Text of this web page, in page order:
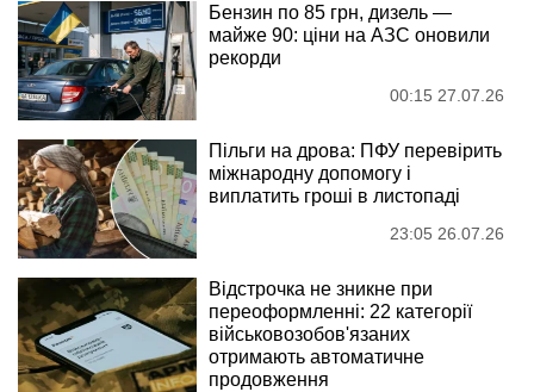
Бензин по 85 грн, дизель —
майже 90: ціни на АЗС оновили
рекорди
00:15 27.07.26
Пільги на дрова: ПФУ перевірить
міжнародну допомогу і
виплатить гроші в листопаді
23:05 26.07.26
Відстрочка не зникне при
переоформленні: 22 категорії
військовозобов'язаних
отримають автоматичне
продовження